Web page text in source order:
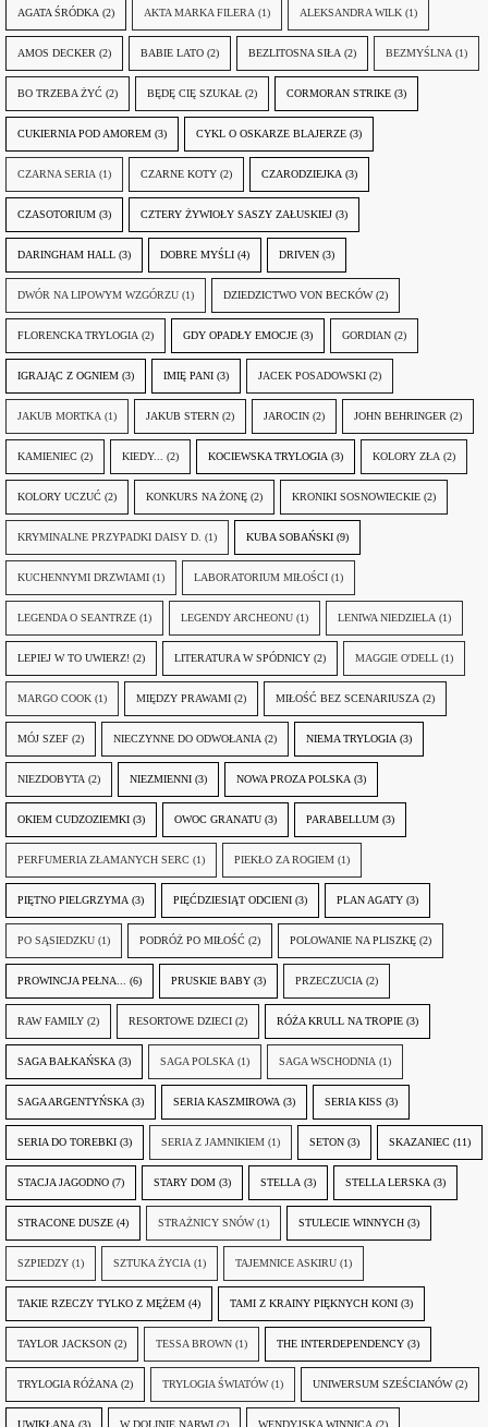
AGATA ŚRÓDKA (2) AKTA MARKA FILERA (1) ALEKSANDRA WILK (1)
AMOS DECKER (2) BABIE LATO (2) BEZLITOSNA SIŁA (2) BEZMYŚLNA (1)
BO TRZEBA ŻYĆ (2) BĘDĘ CIĘ SZUKAŁ (2) CORMORAN STRIKE (3)
CUKIERNIA POD AMOREM (3) CYKL O OSKARZE BLAJERZE (3)
CZARNA SERIA (1) CZARNE KOTY (2) CZARODZIEJKA (3)
CZASOTORIUM (3) CZTERY ŻYWIOŁY SASZY ZAŁUSKIEJ (3)
DARINGHAM HALL (3) DOBRE MYŚLI (4) DRIVEN (3)
DWÓR NA LIPOWYM WZGÓRZU (1) DZIEDZICTWO VON BECKÓW (2)
FLORENCKA TRYLOGIA (2) GDY OPADŁY EMOCJE (3) GORDIAN (2)
IGRAJĄC Z OGNIEM (3) IMIĘ PANI (3) JACEK POSADOWSKI (2)
JAKUB MORTKA (1) JAKUB STERN (2) JAROCIN (2) JOHN BEHRINGER (2)
KAMIENIEC (2) KIEDY... (2) KOCIEWSKA TRYLOGIA (3) KOLORY ZŁA (2)
KOLORY UCZUĆ (2) KONKURS NA ŻONĘ (2) KRONIKI SOSNOWIECKIE (2)
KRYMINALNE PRZYPADKI DAISY D. (1) KUBA SOBAŃSKI (9)
KUCHENNYMI DRZWIAMI (1) LABORATORIUM MIŁOŚCI (1)
LEGENDA O SEANTRZE (1) LEGENDY ARCHEONU (1) LENIWA NIEDZIELA (1)
LEPIEJ W TO UWIERZ! (2) LITERATURA W SPÓDNICY (2) MAGGIE O'DELL (1)
MARGO COOK (1) MIĘDZY PRAWAMI (2) MIŁOŚĆ BEZ SCENARIUSZA (2)
MÓJ SZEF (2) NIECZYNNE DO ODWOŁANIA (2) NIEMA TRYLOGIA (3)
NIEZDOBYTA (2) NIEZMIENNI (3) NOWA PROZA POLSKA (3)
OKIEM CUDZOZIEMKI (3) OWOC GRANATU (3) PARABELLUM (3)
PERFUMERIA ZŁAMANYCH SERC (1) PIEKŁO ZA ROGIEM (1)
PIĘTNO PIELGRZYMA (3) PIĘĆDZIESIĄT ODCIENI (3) PLAN AGATY (3)
PO SĄSIEDZKU (1) PODRÓŻ PO MIŁOŚĆ (2) POLOWANIE NA PLISZKĘ (2)
PROWINCJA PEŁNA... (6) PRUSKIE BABY (3) PRZECZUCIA (2)
RAW FAMILY (2) RESORTOWE DZIECI (2) RÓŻA KRULL NA TROPIE (3)
SAGA BAŁKAŃSKA (3) SAGA POLSKA (1) SAGA WSCHODNIA (1)
SAGA ARGENTYŃSKA (3) SERIA KASZMIROWA (3) SERIA KISS (3)
SERIA DO TOREBKI (3) SERIA Z JAMNIKIEM (1) SETON (3) SKAZANIEC (11)
STACJA JAGODNO (7) STARY DOM (3) STELLA (3) STELLA LERSKA (3)
STRACONE DUSZE (4) STRAŻNICY SNÓW (1) STULECIE WINNYCH (3)
SZPIEDZY (1) SZTUKA ŻYCIA (1) TAJEMNICE ASKIRU (1)
TAKIE RZECZY TYLKO Z MĘŻEM (4) TAMI Z KRAINY PIĘKNYCH KONI (3)
TAYLOR JACKSON (2) TESSA BROWN (1) THE INTERDEPENDENCY (3)
TRYLOGIA RÓŻANA (2) TRYLOGIA ŚWIATÓW (1) UNIWERSUM SZEŚCIANÓW (2)
UWIKŁANA (3) W DOLINIE NARWI (2) WENDYJSKA WINNICA (2)